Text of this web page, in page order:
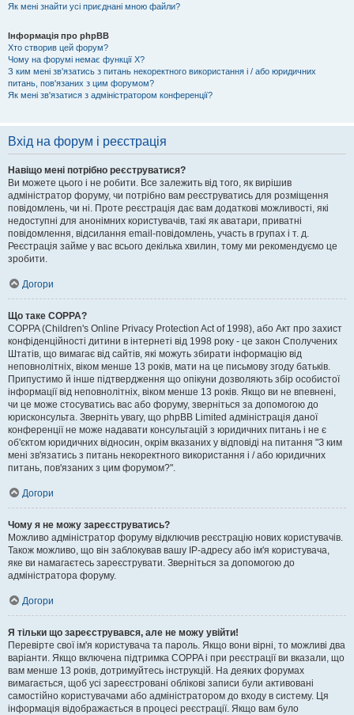
Як мені знайти усі приєднані мною файли?
Інформація про phpBB
Хто створив цей форум?
Чому на форумі немає функції X?
З ким мені зв'язатись з питань некоректного використання і / або юридичних
питань, пов'язаних з цим форумом?
Як мені зв'язатися з адміністратором конференції?
Вхід на форум і реєстрація
Навіщо мені потрібно реєструватися?
Ви можете цього і не робити. Все залежить від того, як вирішив
адміністратор форуму, чи потрібно вам реєструватись для розміщення
повідомлень, чи ні. Проте реєстрація дає вам додаткові можливості, які
недоступні для анонімних користувачів, такі як аватари, приватні
повідомлення, відсилання email-повідомлень, участь в групах і т. д.
Реєстрація займе у вас всього декілька хвилин, тому ми рекомендуємо це
зробити.
Догори
Що таке COPPA?
COPPA (Children's Online Privacy Protection Act of 1998), або Акт про захист
конфіденційності дитини в інтернеті від 1998 року - це закон Сполучених
Штатів, що вимагає від сайтів, які можуть збирати інформацію від
неповнолітніх, віком менше 13 років, мати на це письмову згоду батьків.
Припустимо й інше підтвердження що опікуни дозволяють збір особистої
інформації від неповнолітніх, віком менше 13 років. Якщо ви не впевнені,
чи це може стосуватись вас або форуму, зверніться за допомогою до
юрисконсульта. Зверніть увагу, що phpBB Limited адміністрація даної
конференції не може надавати консультацій з юридичних питань і не є
об'єктом юридичних відносин, окрім вказаних у відповіді на питання "З ким
мені зв'язатись з питань некоректного використання і / або юридичних
питань, пов'язаних з цим форумом?".
Догори
Чому я не можу зареєструватись?
Можливо адміністратор форуму відключив реєстрацію нових користувачів.
Також можливо, що він заблокував вашу IP-адресу або ім'я користувача,
яке ви намагаєтесь зареєструвати. Зверніться за допомогою до
адміністратора форуму.
Догори
Я тільки що зареєструвався, але не можу увійти!
Перевірте свої ім'я користувача та пароль. Якщо вони вірні, то можливі два
варіанти. Якщо включена підтримка COPPA і при реєстрації ви вказали, що
вам менше 13 років, дотримуйтесь інструкцій. На деяких форумах
вимагається, щоб усі зареєстровані облікові записи були активовані
самостійно користувачами або адміністратором до входу в систему. Ця
інформація відображається в процесі реєстрації. Якщо вам було